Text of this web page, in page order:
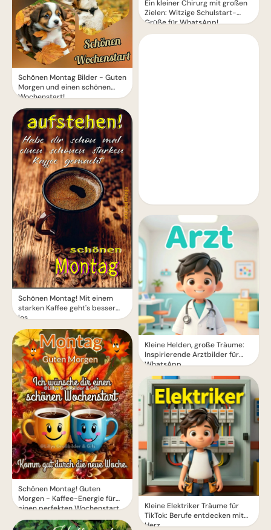
Schönen Montag Bilder - Guten
Morgen und einen schönen
Wochenstart!
Schönen Montag! Mit einem
starken Kaffee geht's besser
los
Schönen Montag! Guten
Morgen - Kaffee-Energie für
einen perfekten Wochenstart
Ein kleiner Chirurg mit großen
Zielen: Witzige Schulstart-
Grüße für WhatsApp!
Kleine Helden, große Träume:
Inspirierende Arztbilder für
WhatsApp.
Kleine Elektriker Träume für
TikTok: Berufe entdecken mit
Herz